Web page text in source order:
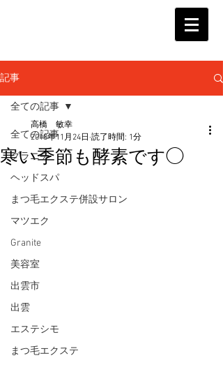
記事
全ての記事
グラニテ
ヘッドスパ
まつ毛エクステ併設サロン
マツエク
Granite
美容室
出雲市
出雲
エステシモ
まつ毛エクステ
全ての記事
寒い季節も酵素です◯
高橋 敏幸
2018年11月24日 読了時間: 1分